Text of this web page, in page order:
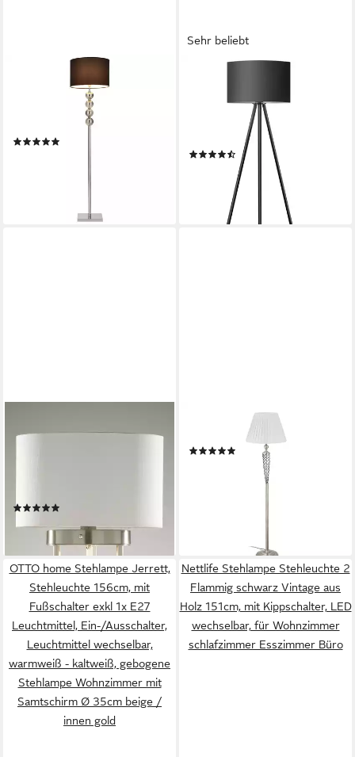
Stehlampe, ohne Leuchtmittel,
»Spheridern« - 158cm -
Schwarz - 1xE27
Sehr beliebt
Stehleuchte mit Dreibeinstativ
aus Metall, LED wechselbar
Produktdatenblatt
(125)
UVP 138,99 €
lieferbar - in 5-6 Werktagen bei dir
Stehlampe casa NOVA
lieferbar - in 5-6 Werktagen bei dir
Stehlampe antik
149,99 €
OTTO home Stehlampe Jerrett,
Stehleuchte 156cm, mit
Fußschalter exkl 1x E27
Leuchtmittel, Ein-/Ausschalter,
Leuchtmittel wechselbar,
warmweiß - kaltweiß, gebogene
Stehlampe Wohnzimmer mit
Samtschirm Ø 35cm beige /
innen gold
Nettlife Stehlampe Stehleuchte 2
Flammig schwarz Vintage aus
Holz 151cm, mit Kippschalter, LED
wechselbar, für Wohnzimmer
schlafzimmer Esszimmer Büro